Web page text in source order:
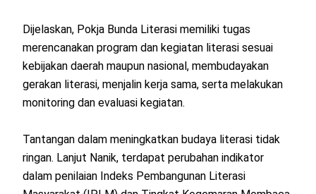
Dijelaskan, Pokja Bunda Literasi memiliki tugas
merencanakan program dan kegiatan literasi sesuai
kebijakan daerah maupun nasional, membudayakan
gerakan literasi, menjalin kerja sama, serta melakukan
monitoring dan evaluasi kegiatan.
Tantangan dalam meningkatkan budaya literasi tidak
ringan. Lanjut Nanik, terdapat perubahan indikator
dalam penilaian Indeks Pembangunan Literasi